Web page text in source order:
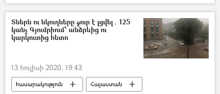
Հայ–ադրբեջանական սահմանին տիրող իրավիճակը
ԵԱՀԿ Մինսկի Խումբ
Ադրբեջան
Տներն ու նկուղները ջուր է լցվել․ 125
կանչ Գյումրիում՝ անձրևից ու
կարկուտից հետո
13 հուլիսի 2020, 19:43
հասարակություն
Հայաստան